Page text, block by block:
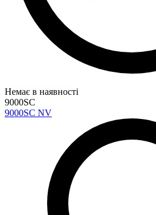
Немає в наявності
9000SC
9000SC NV